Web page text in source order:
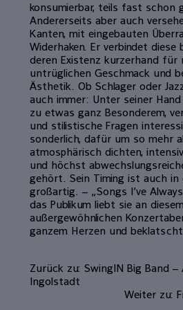
konsumierbar, teils fast schon
Andererseits aber auch
Kanten, mit eingebauten
Widerhaken. Er verbindet diese
deren Existenz kurzerhand für
untrüglichen Geschmack und
Ästhetik. Ob Schlager oder
auch immer: Unter seiner
zu etwas ganz Besonderem,
und stilistische Fragen
sonderlich, dafür um so mehr
atmosphärisch dichten,
und höchst
gehört. Sein Timing ist auch in
großartig. – „Songs I’ve
das Publikum liebt sie an diesem
außergewöhnlichen
ganzem Herzen und
Zurück zu: SwingIN Big Band –
Ingolstadt
Weiter zu: